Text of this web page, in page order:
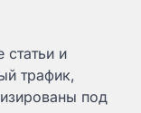
статьи и
трафик,
под